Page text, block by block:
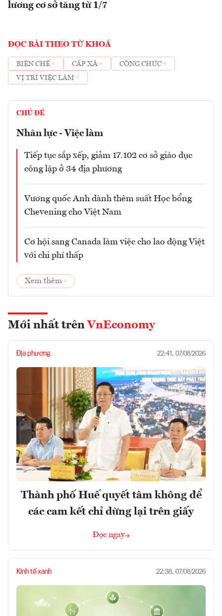
lương cơ sở tăng từ 1/7
ĐỌC BÀI THEO TỪ KHOÁ
BIÊN CHẾ CẤP XÃ
CÔNG CHỨC
VỊ TRÍ VIỆC LÀM
CHỦ ĐỀ
Nhân lực - Việc làm
Tiếp tục sắp xếp, giảm 17.102 cơ sở giáo dục
công lập ở 34 địa phương
Vương quốc Anh dành thêm suất Học bổng
Chevening cho Việt Nam
Cơ hội sang Canada làm việc cho lao động Việt
với chi phí thấp
Xem thêm
Mới nhất trên VnEconomy
Địa phương 22:41, 07/08/2026
Thành phố Huế quyết tâm không để
các cam kết chỉ dừng lại trên giấy
Đọc ngay
Kinh tế xanh 22:38, 07/08/2026